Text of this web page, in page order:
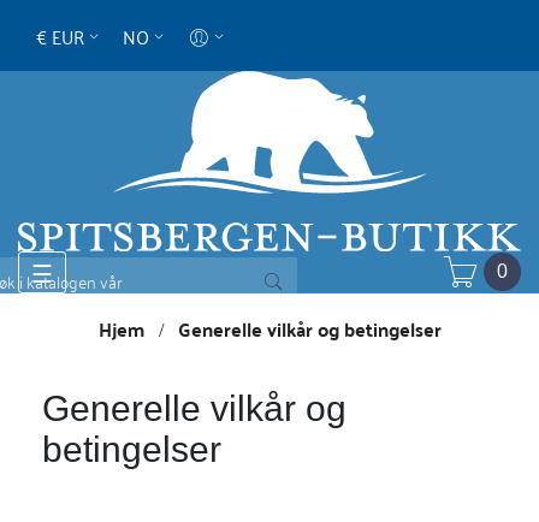
€ EUR NO
Toggle
navigation
☰ 0
Hjem Generelle vilkår og betingelser
Generelle vilkår og
betingelser